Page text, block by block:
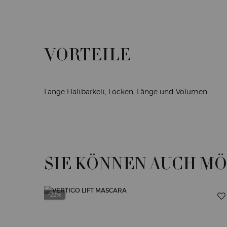
VORTEILE
Lange Haltbarkeit, Locken, Länge und Volumen.
<h2 class="h-text-align-left h-font-secondary h-text-size-34-for-large h-text-
PDP Slot 1 SectionSIE KÖNNEN AUCH
-22%